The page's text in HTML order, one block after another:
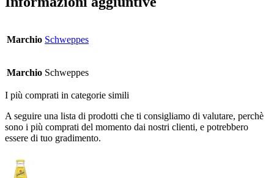
Marchio Schweppes
Marchio Schweppes
I più comprati in categorie simili
A seguire una lista di prodotti che ti consigliamo di valutare, perchè
sono i più comprati del momento dai nostri clienti, e potrebbero
essere di tuo gradimento.